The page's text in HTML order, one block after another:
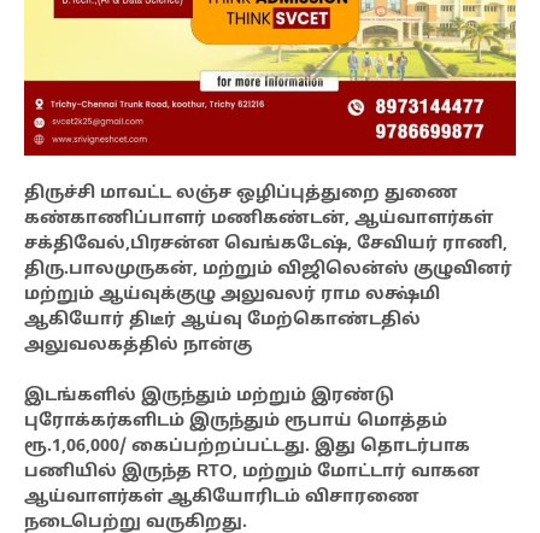
திருச்சி மாவட்ட லஞ்ச ஒழிப்புத்துறை துணை
கண்காணிப்பாளர் மணிகண்டன், ஆய்வாளர்கள்
சக்திவேல்,பிரசன்ன வெங்கடேஷ், சேவியர் ராணி,
திரு.பாலமுருகன், மற்றும் விஜிலென்ஸ் குழுவினர்
மற்றும் ஆய்வுக்குழு அலுவலர் ராம லக்ஷ்மி
ஆகியோர் திடீர் ஆய்வு மேற்கொண்டதில்
அலுவலகத்தில் நான்கு
இடங்களில் இருந்தும் மற்றும் இரண்டு
புரோக்கர்களிடம் இருந்தும் ரூபாய் மொத்தம்
ரூ.1,06,000/ கைப்பற்றப்பட்டது. இது தொடர்பாக
பணியில் இருந்த RTO, மற்றும் மோட்டார் வாகன
ஆய்வாளர்கள் ஆகியோரிடம் விசாரணை
நடைபெற்று வருகிறது.